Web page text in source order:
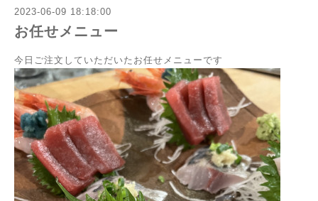
2023-06-09 18:18:00
お任せメニュー
今日ご注文していただいたお任せメニューです